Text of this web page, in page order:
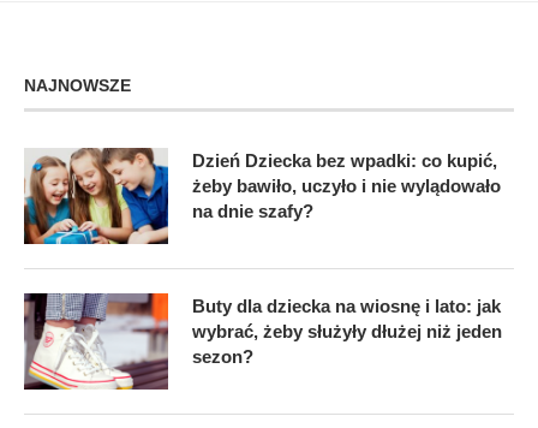
NAJNOWSZE
Dzień Dziecka bez wpadki: co kupić,
żeby bawiło, uczyło i nie wylądowało
na dnie szafy?
Buty dla dziecka na wiosnę i lato: jak
wybrać, żeby służyły dłużej niż jeden
sezon?